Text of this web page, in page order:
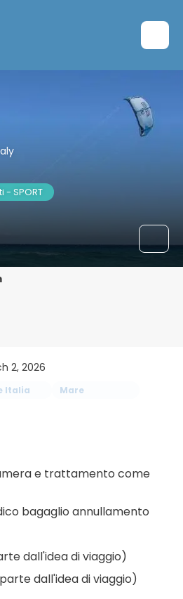
- SPORT
2, 2026
Italia Mare
e trattamento come
bagaglio annullamento
dall'idea di viaggio)
dall'idea di viaggio)